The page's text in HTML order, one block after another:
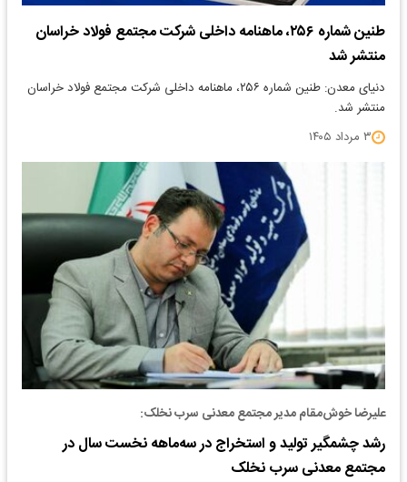
طنین شماره ۲۵۶، ماهنامه داخلی شرکت مجتمع فولاد خراسان
منتشر شد
دنیای معدن: طنین شماره ۲۵۶، ماهنامه داخلی شرکت مجتمع فولاد خراسان
منتشر شد.
۳ مرداد ۱۴۰۵
علیرضا خوش‌مقام مدیر مجتمع معدنی سرب نخلک:
رشد چشمگیر تولید و استخراج در سه‌ماهه نخست سال در
مجتمع معدنی سرب نخلک